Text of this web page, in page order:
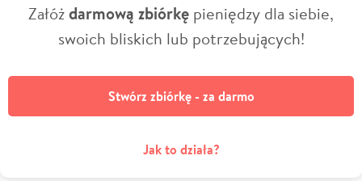
Załóżdarmową zbiórkę pieniędzy dla siebie,
swoich bliskich lub potrzebujących!
Stwórz zbiórkę - za darmo
Jak to działa?